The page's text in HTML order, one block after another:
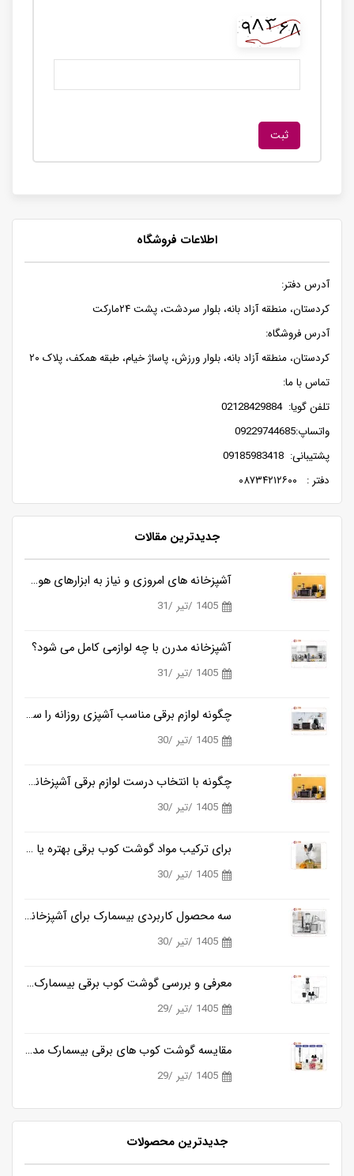
اطلاعات فروشگاه
آدرس دفتر:
کردستان، منطقه آزاد بانه، بلوار سردشت، پشت ۲۴مارکت
آدرس فروشگاه:
کردستان، منطقه آزاد بانه، بلوار ورزش، پاساژ خیام، طبقه همکف، پلاک ۲۰
تماس با ما:
تلفن گویا: 02128429884
واتساپ:09229744685
پشتیبانی: 09185983418
دفتر : ۰۸۷۳۴۲۱۲۶۰۰
جدیدترین مقالات
آشپزخانه های امروزی و نیاز به ابزارهای هوشمندتر
1405 /تیر /31
آشپزخانه مدرن با چه لوازمی کامل می شود؟
1405 /تیر /31
چگونه لوازم برقی مناسب آشپزی روزانه را ساده تر می کنند؟
1405 /تیر /30
چگونه با انتخاب درست لوازم برقی آشپزخانه، زمان آشپزی را نصف کنیم؟
1405 /تیر /30
برای ترکیب مواد گوشت کوب برقی بهتره یا مخلوط کن؟
1405 /تیر /30
سه محصول کاربردی بیسمارک برای آشپزخانه های مدرن
1405 /تیر /30
معرفی و بررسی گوشت کوب برقی بیسمارک مدل BM3315
1405 /تیر /29
مقایسه گوشت کوب های برقی بیسمارک مدل BM3315 و BM3316
1405 /تیر /29
جدیدترین محصولات